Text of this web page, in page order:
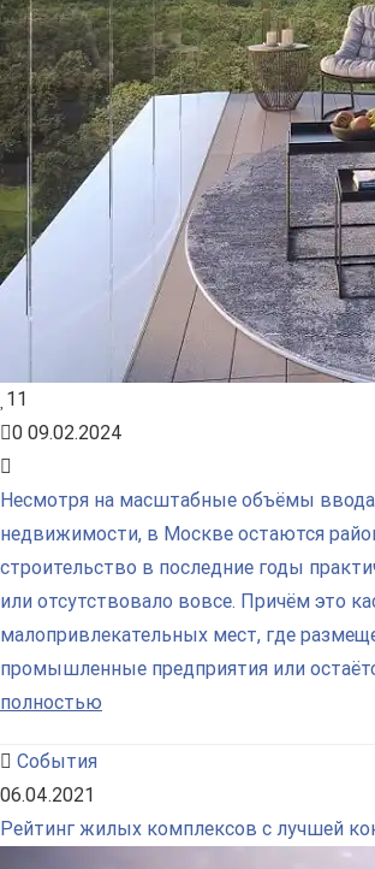
11
0 09.02.2024
Несмотря на масштабные объёмы
недвижимости, в Москве остаются
строительство в последние годы
или отсутствовало вовсе. Причём это
малопривлекательных мест, где
промышленные предприятия или
полностью
События
06.04.2021
Рейтинг жилых комплексов с лучшей